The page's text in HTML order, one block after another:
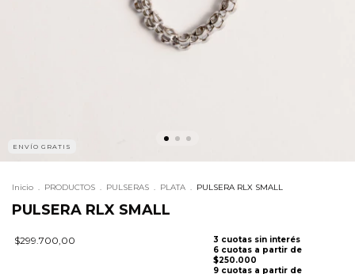
ENVÍO GRATIS
Inicio . PRODUCTOS . PULSERAS . PLATA . PULSERA RLX SMALL
PULSERA RLX SMALL
$299.700,00